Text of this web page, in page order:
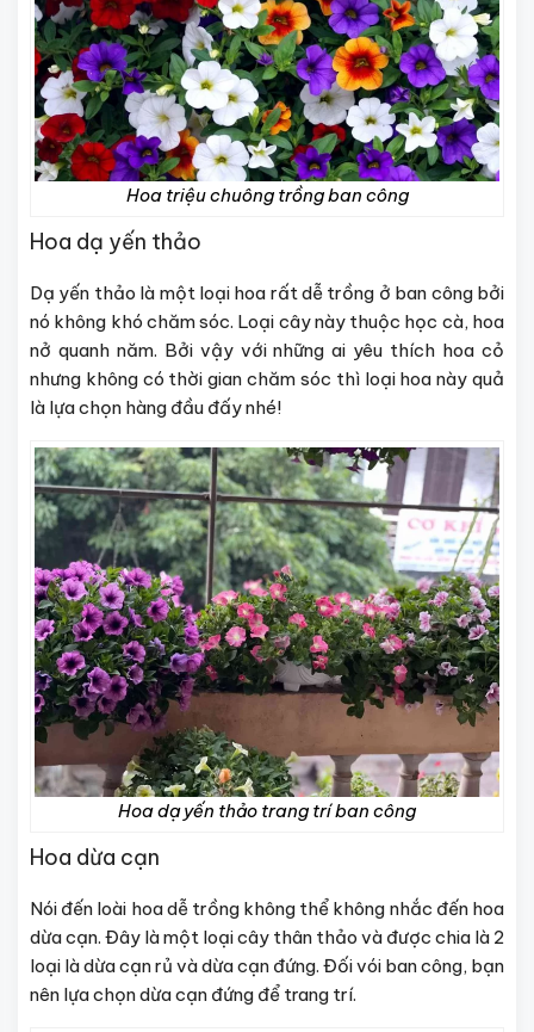
Hoa triệu chuông trồng ban công
Hoa dạ yến thảo
Dạ yến thảo là một loại hoa rất dễ trồng ở ban công bởi
nó không khó chăm sóc. Loại cây này thuộc học cà, hoa
nở quanh năm. Bởi vậy với những ai yêu thích hoa cỏ
nhưng không có thời gian chăm sóc thì loại hoa này quả
là lựa chọn hàng đầu đấy nhé!
Hoa dạ yến thảo trang trí ban công
Hoa dừa cạn
Nói đến loài hoa dễ trồng không thể không nhắc đến hoa
dừa cạn. Đây là một loại cây thân thảo và được chia là 2
loại là dừa cạn rủ và dừa cạn đứng. Đối vói ban công, bạn
nên lựa chọn dừa cạn đứng để trang trí.